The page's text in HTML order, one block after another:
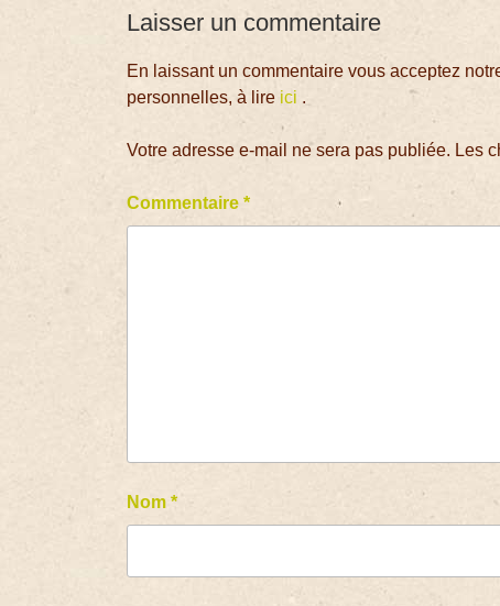
Laisser un commentaire
En laissant un commentaire vous acceptez
personnelles, à lire ici .
Votre adresse e-mail ne sera pas publiée. Les
Commentaire*
Nom*